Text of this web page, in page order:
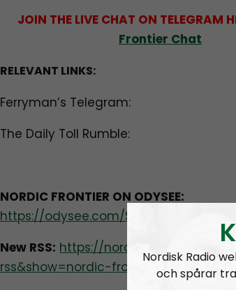
JOIN THE LIVE CHAT ON TELEGRAM
Frontier Chat
RELEVANT LINKS:
Ferryman’s Telegram:
The Daily Toll Rumble:
NORDIC FRONTIER ON ODYSEE:
https://odysee.com/$/invite/
New RSS: https://nordiskradio.se/
rss&show=nordic-frontier
Nordisk Radio
och spårar